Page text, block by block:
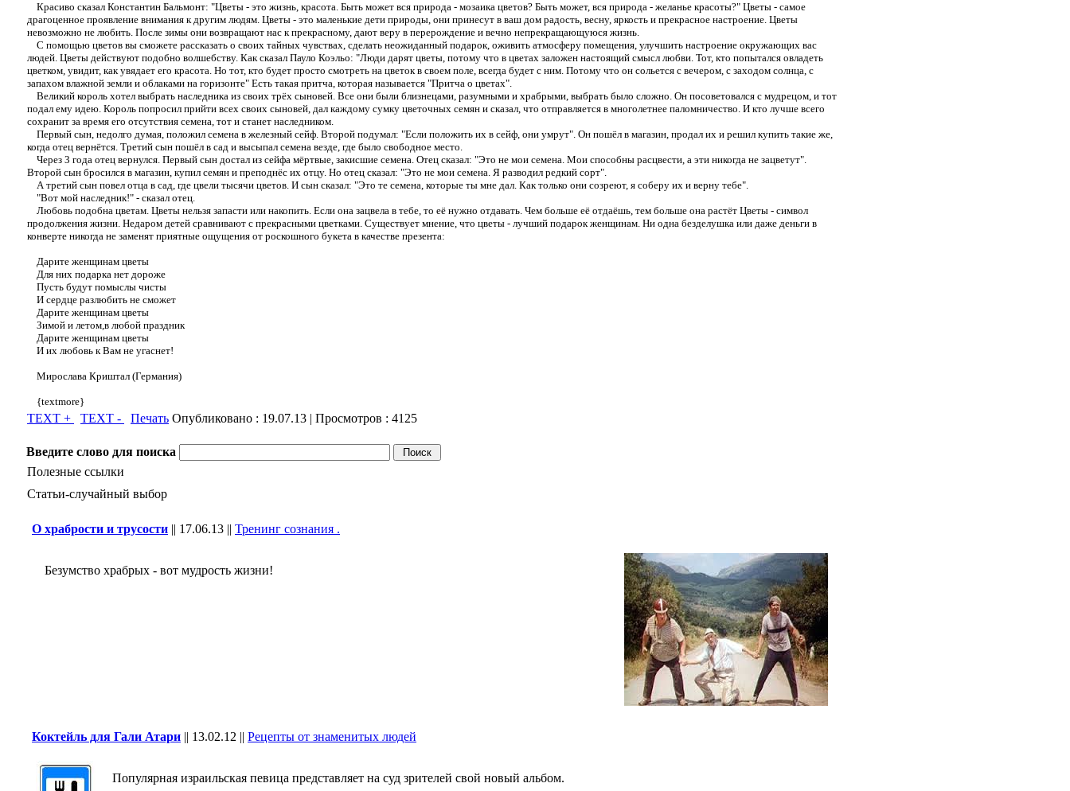
Красиво сказал Константин Бальмонт: "Цветы - это жизнь, красота. Быть может вся природа - мозаика цветов? Быть может, вся природа - желанье красоты?" Цветы - самое
драгоценное проявление внимания к другим людям. Цветы - это маленькие дети природы, они принесут в ваш дом радость, весну, яркость и прекрасное настроение. Цветы
невозможно не любить. После зимы они возвращают нас к прекрасному, дают веру в перерождение и вечно непрекращающуюся жизнь.
С помощью цветов вы сможете рассказать о своих тайных чувствах, сделать неожиданный подарок, оживить атмосферу помещения, улучшить настроение окружающих вас
людей. Цветы действуют подобно волшебству. Как сказал Пауло Коэльо: "Люди дарят цветы, потому что в цветах заложен настоящий смысл любви. Тот, кто попытался овладеть
цветком, увидит, как увядает его красота. Но тот, кто будет просто смотреть на цветок в своем поле, всегда будет с ним. Потому что он сольется с вечером, с заходом солнца, с
запахом влажной земли и облаками на горизонте" Есть такая притча, которая называется "Притча о цветах".
Великий король хотел выбрать наследника из своих трёх сыновей. Все они были близнецами, разумными и храбрыми, выбрать было сложно. Он посоветовался с мудрецом, и тот
подал ему идею. Король попросил прийти всех своих сыновей, дал каждому сумку цветочных семян и сказал, что отправляется в многолетнее паломничество. И кто лучше всего
сохранит за время его отсутствия семена, тот и станет наследником.
Первый сын, недолго думая, положил семена в железный сейф. Второй подумал: "Если положить их в сейф, они умрут". Он пошёл в магазин, продал их и решил купить такие же,
когда отец вернётся. Третий сын пошёл в сад и высыпал семена везде, где было свободное место.
Через 3 года отец вернулся. Первый сын достал из сейфа мёртвые, закисшие семена. Отец сказал: "Это не мои семена. Мои способны расцвести, а эти никогда не зацветут".
Второй сын бросился в магазин, купил семян и преподнёс их отцу. Но отец сказал: "Это не мои семена. Я разводил редкий сорт".
А третий сын повел отца в сад, где цвели тысячи цветов. И сын сказал: "Это те семена, которые ты мне дал. Как только они созреют, я соберу их и верну тебе".
"Вот мой наследник!" - сказал отец.
Любовь подобна цветам. Цветы нельзя запасти или накопить. Если она зацвела в тебе, то её нужно отдавать. Чем больше её отдаёшь, тем больше она растёт Цветы - символ
продолжения жизни. Недаром детей сравнивают с прекрасными цветками. Существует мнение, что цветы - лучший подарок женщинам. Ни одна безделушка или даже деньги в
конверте никогда не заменят приятные ощущения от роскошного букета в качестве презента:
Дарите женщинам цветы
Для них подарка нет дороже
Пусть будут помыслы чисты
И сердце разлюбить не сможет
Дарите женщинам цветы
Зимой и летом,в любой праздник
Дарите женщинам цветы
И их любовь к Вам не угаснет!
Мирослава Криштал (Германия)
{textmore}
TEXT + TEXT - Печать Опубликовано : 19.07.13 | Просмотров : 4125
Введите слово для поиска
Полезные ссылки
Статьи-случайный выбор
О храбрости и трусости || 17.06.13 || Тренинг сознания .
Безумство храбрых - вот мудрость жизни!
Коктейль для Гали Атари || 13.02.12 || Рецепты от знаменитых людей
Популярная израильская певица представляет на суд зрителей свой новый альбом.